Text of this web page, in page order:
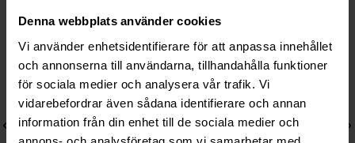
Denna webbplats använder cookies
Vi använder enhetsidentifierare för att anpassa innehållet
och annonserna till användarna, tillhandahålla funktioner
för sociala medier och analysera vår trafik. Vi
vidarebefordrar även sådana identifierare och annan
information från din enhet till de sociala medier och
annons- och analysföretag som vi samarbetar med.